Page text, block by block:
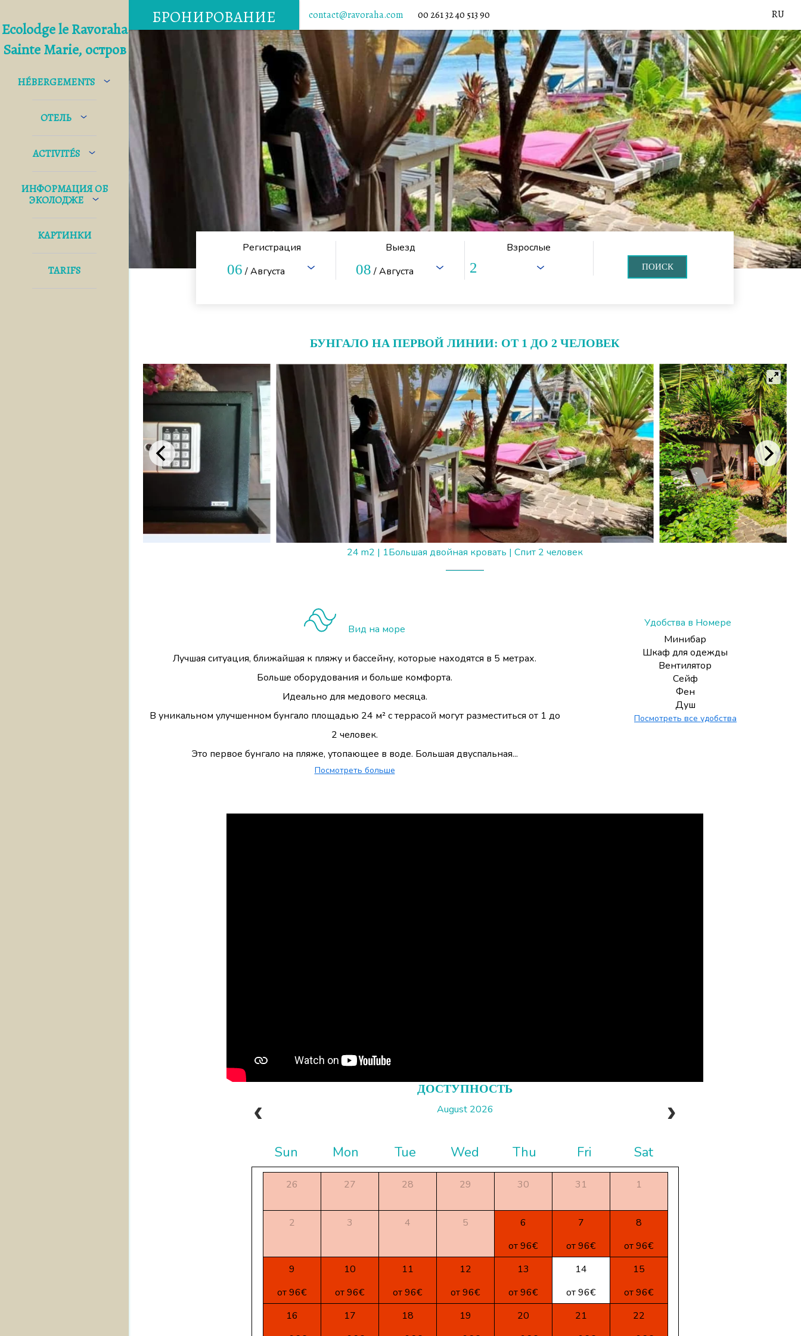
БРОНИРОВАНИЕ contact@ravoraha.com 00 261 32 40 513 90 RU
Ecolodge le Ravoraha
Sainte Marie, остров
HÉBERGEMENTS
ОТЕЛЬ
ACTIVITÉS
ИНФОРМАЦИЯ ОБ
ЭКОЛОДЖЕ
КАРТИНКИ
TARIFS
Регистрация
06 / Августа
Выезд
08 / Августа
Взрослые
ПОИСК
БУНГАЛО НА ПЕРВОЙ ЛИНИИ: ОТ 1 ДО 2 ЧЕЛОВЕК
24 m2 | 1Большая двойная кровать | Спит 2 человек
Вид на море
Лучшая ситуация, ближайшая к пляжу и бассейну, которые находятся в 5 метрах.
Больше оборудования и больше комфорта.
Идеально для медового месяца.
В уникальном улучшенном бунгало площадью 24 м² с террасой могут разместиться от 1 до
2 человек.
Это первое бунгало на пляже, утопающее в воде. Большая двуспальная...
Посмотреть больше
Удобства в Номере
Минибар
Шкаф для одежды
Вентилятор
Сейф
Фен
Душ
Посмотреть все удобства
ДОСТУПНОСТЬ
August 2026
Sun Mon Tue Wed Thu Fri Sat
26 27 28 29 30 31 1
2 3 4 5 6 7
8
от 96€
от 96€
от 96€
9
10 11 12 13 14
15
от 96€
от 96€ от 96€ от 96€ от 96€ от 96€
от 96€
16
17 18 19 20 21
22